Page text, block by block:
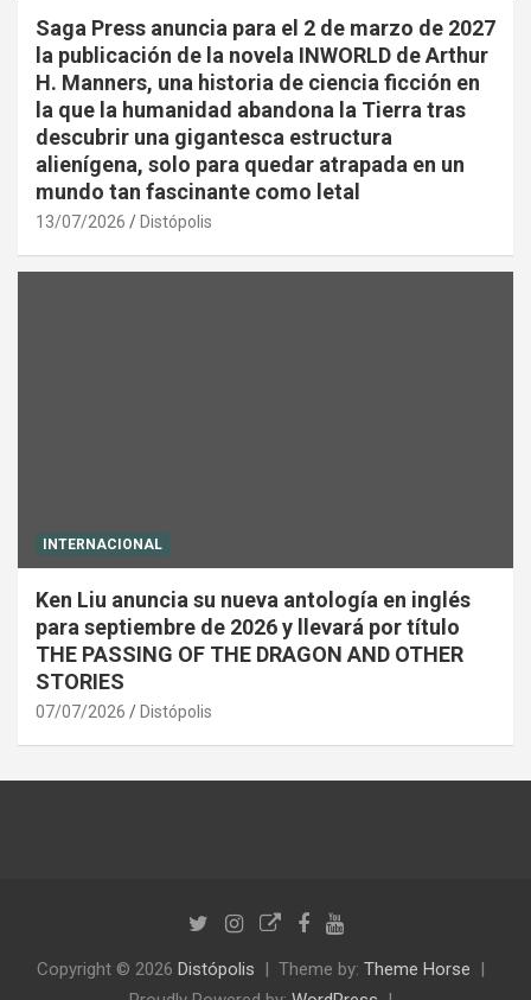
Saga Press anuncia para el 2 de marzo de 2027
la publicación de la novela INWORLD de Arthur
H. Manners, una historia de ciencia ficción en
la que la humanidad abandona la Tierra tras
descubrir una gigantesca estructura
alienígena, solo para quedar atrapada en un
mundo tan fascinante como letal
13/07/2026 Distópolis
INTERNACIONAL
Ken Liu anuncia su nueva antología en inglés
para septiembre de 2026 y llevará por título
THE PASSING OF THE DRAGON AND OTHER
STORIES
07/07/2026 Distópolis
Copyright © 2026 Distópolis Theme by: Theme Horse